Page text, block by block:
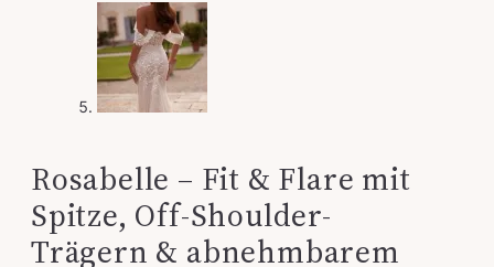
Rosabelle – Fit & Flare mit
Spitze, Off-Shoulder-
Trägern & abnehmbarem